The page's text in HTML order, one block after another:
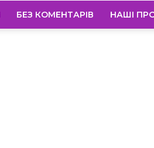
БЕЗ КОМЕНТАРІВ НАШІ